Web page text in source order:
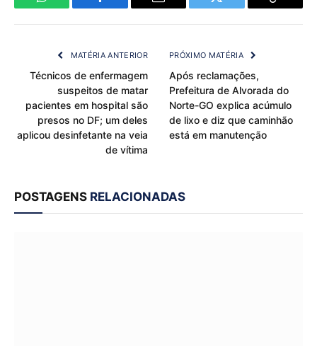
WhatsApp Facebook Email Twitter
Copy
MATÉRIA ANTERIOR
Técnicos de enfermagem
suspeitos de matar
pacientes em hospital são
presos no DF; um deles
aplicou desinfetante na veia
de vítima
PRÓXIMO MATÉRIA
Após reclamações,
Prefeitura de Alvorada do
Norte-GO explica acúmulo
de lixo e diz que caminhão
está em manutenção
POSTAGENS RELACIONADAS